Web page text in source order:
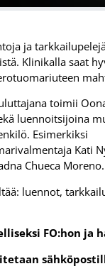
ja
Klinikalla saat
toimii
luennoitsijoina
Esimerkiksi
Kati
Chueca Moreno.
luennot,
FO:hon ja